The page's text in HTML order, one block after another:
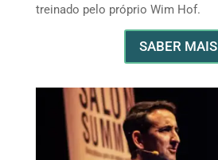
treinado pelo próprio Wim Hof.
SABER MAIS